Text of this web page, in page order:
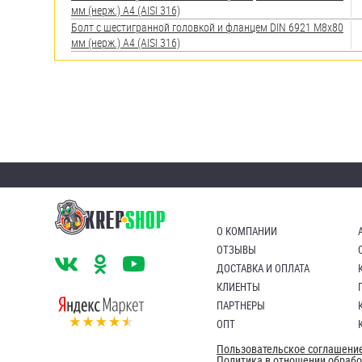
мм (нерж.) A4 (AISI 316)
Болт с шестигранной головкой и фланцем DIN 6921 М8х80
мм (нерж.) A4 (AISI 316)
О КОМПАНИИ
ОТЗЫВЫ
ДОСТАВКА И ОПЛАТА
КЛИЕНТЫ
ПАРТНЕРЫ
ОПТ
Пользовательское